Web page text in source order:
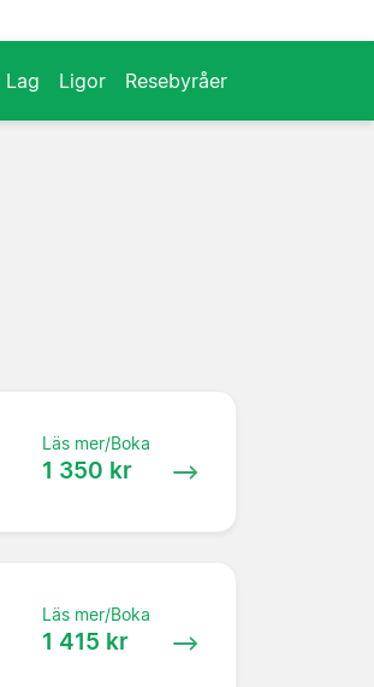
Lag Ligor Resebyråer
Läs mer/Boka
1 350 kr
Läs mer/Boka
1 415 kr